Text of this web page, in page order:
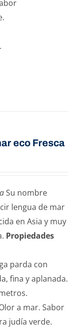
eco Fresca
Su nombre
lengua de mar
en Asia y muy
Propiedades
parda con
fina y aplanada.
a mar. Sabor
judía verde.